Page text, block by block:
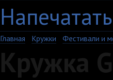
Главная Кружки Фестивали и
Кружка